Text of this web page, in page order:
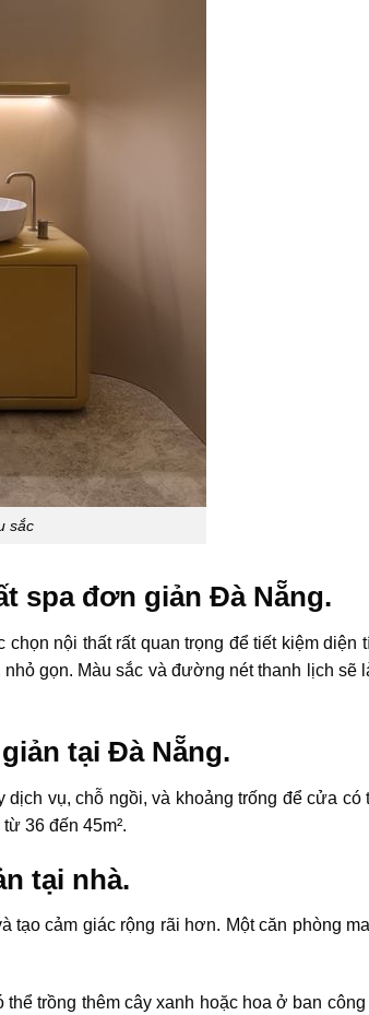
sắc
spa đơn giản Đà Nẵng.
nội thất rất quan trọng để tiết kiệm diện
gọn. Màu sắc và đường nét thanh lịch sẽ
tại Đà Nẵng.
vụ, chỗ ngồi, và khoảng trống để cửa có
36 đến 45m².
tại nhà.
tạo cảm giác rộng rãi hơn. Một căn phòng
trồng thêm cây xanh hoặc hoa ở ban công